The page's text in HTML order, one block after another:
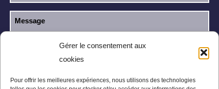
Gérer le consentement aux
cookies
Pour offrir les meilleures expériences, nous utilisons des technologies
confidentialité.